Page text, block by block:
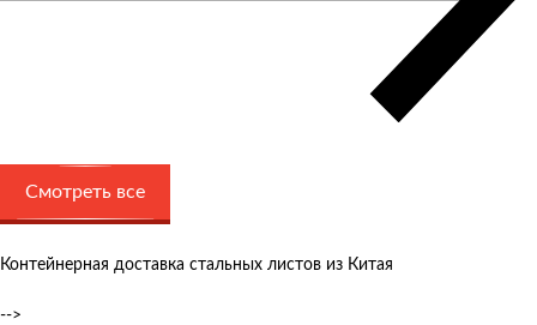
Смотреть все
Контейнерная доставка стальных листов из Китая
-->